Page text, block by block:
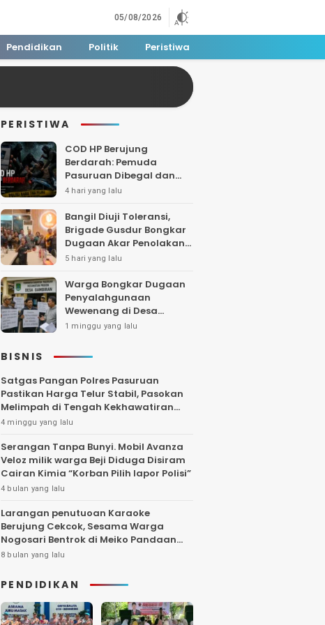
05/08/2026
Pendidikan Politik Peristiwa
PERISTIWA
COD HP Berujung
Berdarah: Pemuda
Pasuruan Dibegal dan
Dibacok di Tengah Hutan
4 hari yang lalu
Bangil Diuji Toleransi,
Brigade Gusdur Bongkar
Dugaan Akar Penolakan
Tempat Ibadah
5 hari yang lalu
Warga Bongkar Dugaan
Penyalahgunaan
Wewenang di Desa
Gambiran, Isu Narkoba
1 minggu yang lalu
BISNIS
Satgas Pangan Polres Pasuruan
Pastikan Harga Telur Stabil, Pasokan
Melimpah di Tengah Kekhawatiran
Fluktuasi
4 minggu yang lalu
Serangan Tanpa Bunyi. Mobil Avanza
Veloz milik warga Beji Diduga Disiram
Cairan Kimia “Korban Pilih lapor Polisi”
4 bulan yang lalu
Larangan penutuoan Karaoke
Berujung Cekcok, Sesama Warga
Nogosari Bentrok di Meiko Pandaan
Hingga Larut Malam
8 bulan yang lalu
PENDIDIKAN